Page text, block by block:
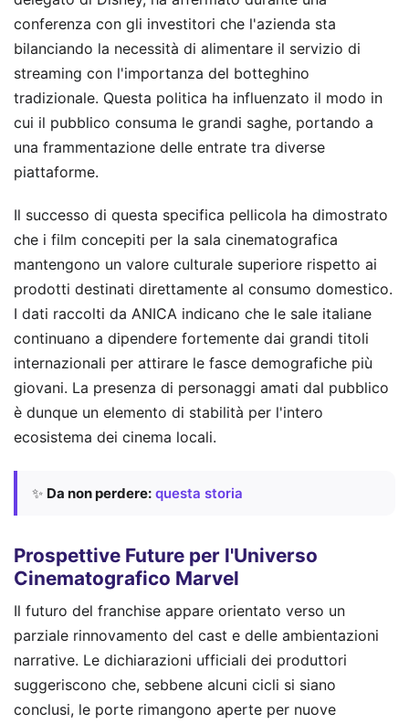
conferenza con gli investitori che l'azienda sta
bilanciando la necessità di alimentare il servizio di
streaming con l'importanza del botteghino
tradizionale. Questa politica ha influenzato il modo in
cui il pubblico consuma le grandi saghe, portando a
una frammentazione delle entrate tra diverse
piattaforme.
Il successo di questa specifica pellicola ha dimostrato
che i film concepiti per la sala cinematografica
mantengono un valore culturale superiore rispetto ai
prodotti destinati direttamente al consumo domestico.
I dati raccolti da ANICA indicano che le sale italiane
continuano a dipendere fortemente dai grandi titoli
internazionali per attirare le fasce demografiche più
giovani. La presenza di personaggi amati dal pubblico
è dunque un elemento di stabilità per l'intero
ecosistema dei cinema locali.
✨ Da non perdere: questa storia
Prospettive Future per l'Universo
Cinematografico Marvel
Il futuro del franchise appare orientato verso un
parziale rinnovamento del cast e delle ambientazioni
narrative. Le dichiarazioni ufficiali dei produttori
suggeriscono che, sebbene alcuni cicli si siano
conclusi, le porte rimangono aperte per nuove